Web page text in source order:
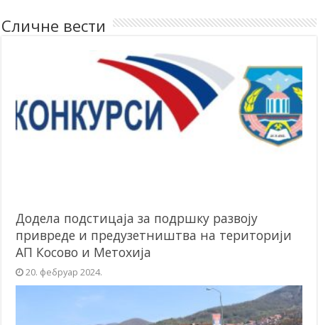
Сличне вести
Додела подстицаја за подршку развоју
привреде и предузетништва на територији
АП Косово и Метохија
20. фебруар 2024.